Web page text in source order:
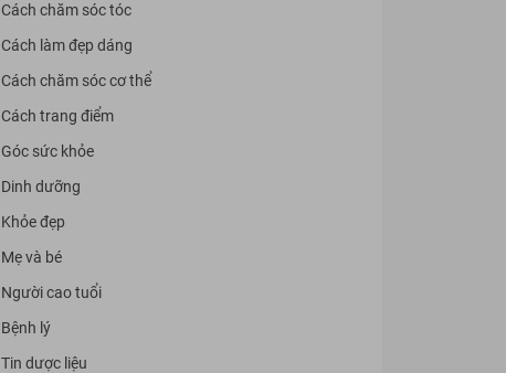
Cách chăm sóc tóc
Cách làm đẹp dáng
Cách chăm sóc cơ thể
Cách trang điểm
Góc sức khỏe
Dinh dưỡng
Khỏe đẹp
Mẹ và bé
Người cao tuổi
Bệnh lý
Tin dược liệu